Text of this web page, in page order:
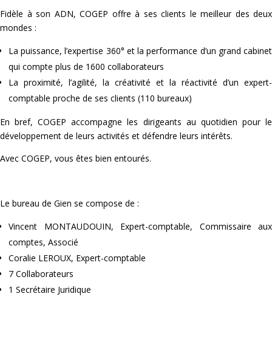
Fidèle à son ADN, COGEP offre à ses clients le meilleur des deux
mondes :
La puissance, l’expertise 360° et la performance d’un grand cabinet
qui compte plus de 1600 collaborateurs
La proximité, l’agilité, la créativité et la réactivité d’un expert-
comptable proche de ses clients (110 bureaux)
En bref, COGEP accompagne les dirigeants au quotidien pour le
développement de leurs activités et défendre leurs intérêts.
Avec COGEP, vous êtes bien entourés.
Le bureau de Gien se compose de :
Vincent MONTAUDOUIN, Expert-comptable, Commissaire aux
comptes, Associé
Coralie LEROUX, Expert-comptable
7 Collaborateurs
1 Secrétaire Juridique